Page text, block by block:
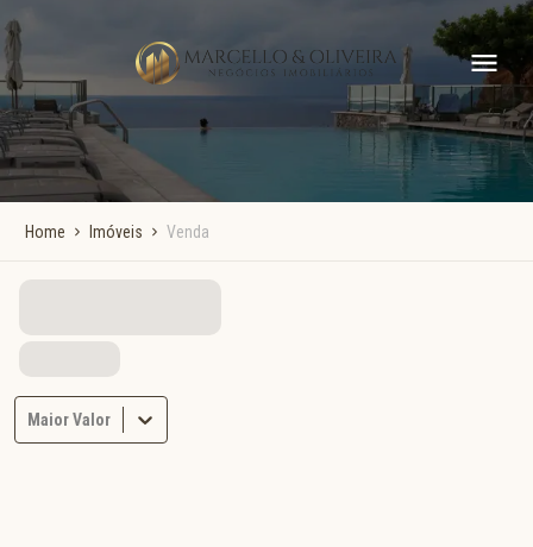
Home Imóveis Venda
Maior Valor